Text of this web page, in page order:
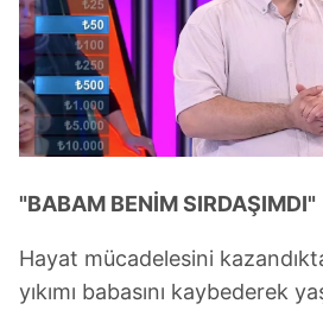
"BABAM BENİM SIRDAŞIMDI"
Hayat mücadelesini
yıkımı babasını kaybederek